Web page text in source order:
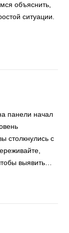
объяснить,
ситуации.
панели начал
столкнулись с
выявить…